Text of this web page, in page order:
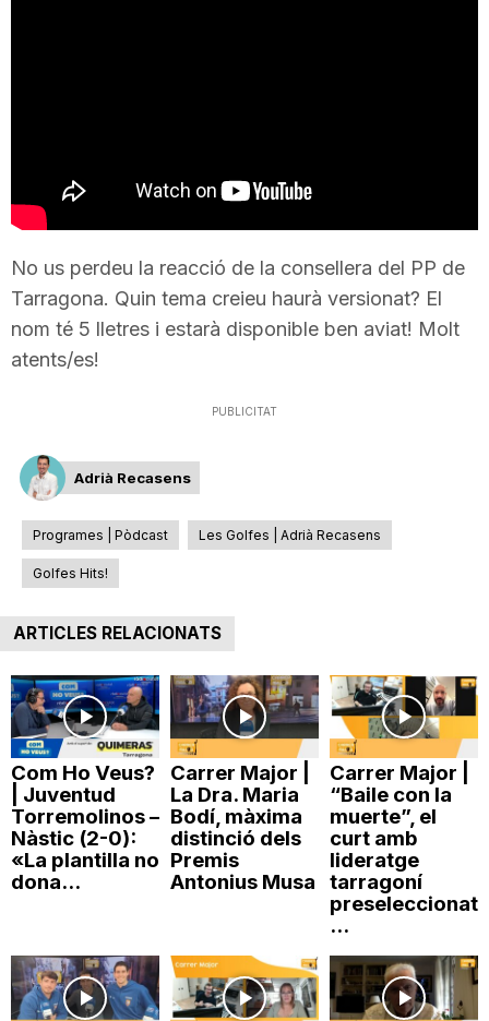
r
o
n
a
No us perdeu la reacció de la consellera del PP de
Tarragona. Quin tema creieu haurà versionat? El
nom té 5 lletres i estarà disponible ben aviat! Molt
atents/es!
PUBLICITAT
Adrià Recasens
Programes | Pòdcast Les Golfes | Adrià Recasens
Golfes Hits!
ARTICLES RELACIONATS
Com Ho Veus?
| Juventud
Torremolinos –
Nàstic (2-0):
«La plantilla no
dona...
Carrer Major |
La Dra. Maria
Bodí, màxima
distinció dels
Premis
Antonius Musa
Carrer Major |
“Baile con la
muerte”, el
curt amb
lideratge
tarragoní
preseleccionat
...